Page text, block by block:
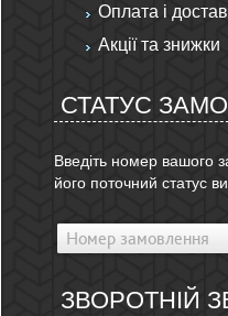
Оплата і
Акції та знижки
СТАТУС
Введіть номер вашого
його поточний статус
ЗВОРОТНІЙ